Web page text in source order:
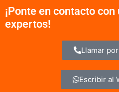
contenido
¡Ponte en contacto
expertos!
Llamar
Escribir al